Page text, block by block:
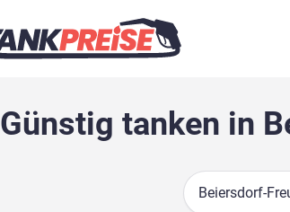
Günstig tanken in
Suche